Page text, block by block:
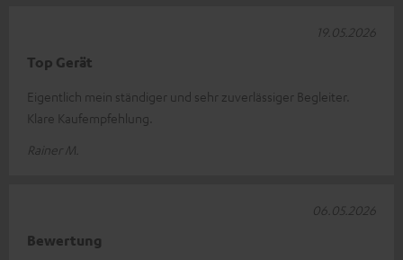
Top Gerät
Eigentlich mein ständiger und sehr zuverlässiger Begleiter.
Klare Kaufempfehlung.
Rainer M.
19.05.2026
Bewertung
06.05.2026